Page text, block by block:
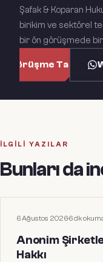
Şafak & Koparan
birikim ve sektörel
bir ön görüşmede
Görüşme Talep Et
İLGILI YAZILAR
Bunları da
HUKUKI MAKALELER
6 Ağustos 2026·6dk
Anonim
Hakkı